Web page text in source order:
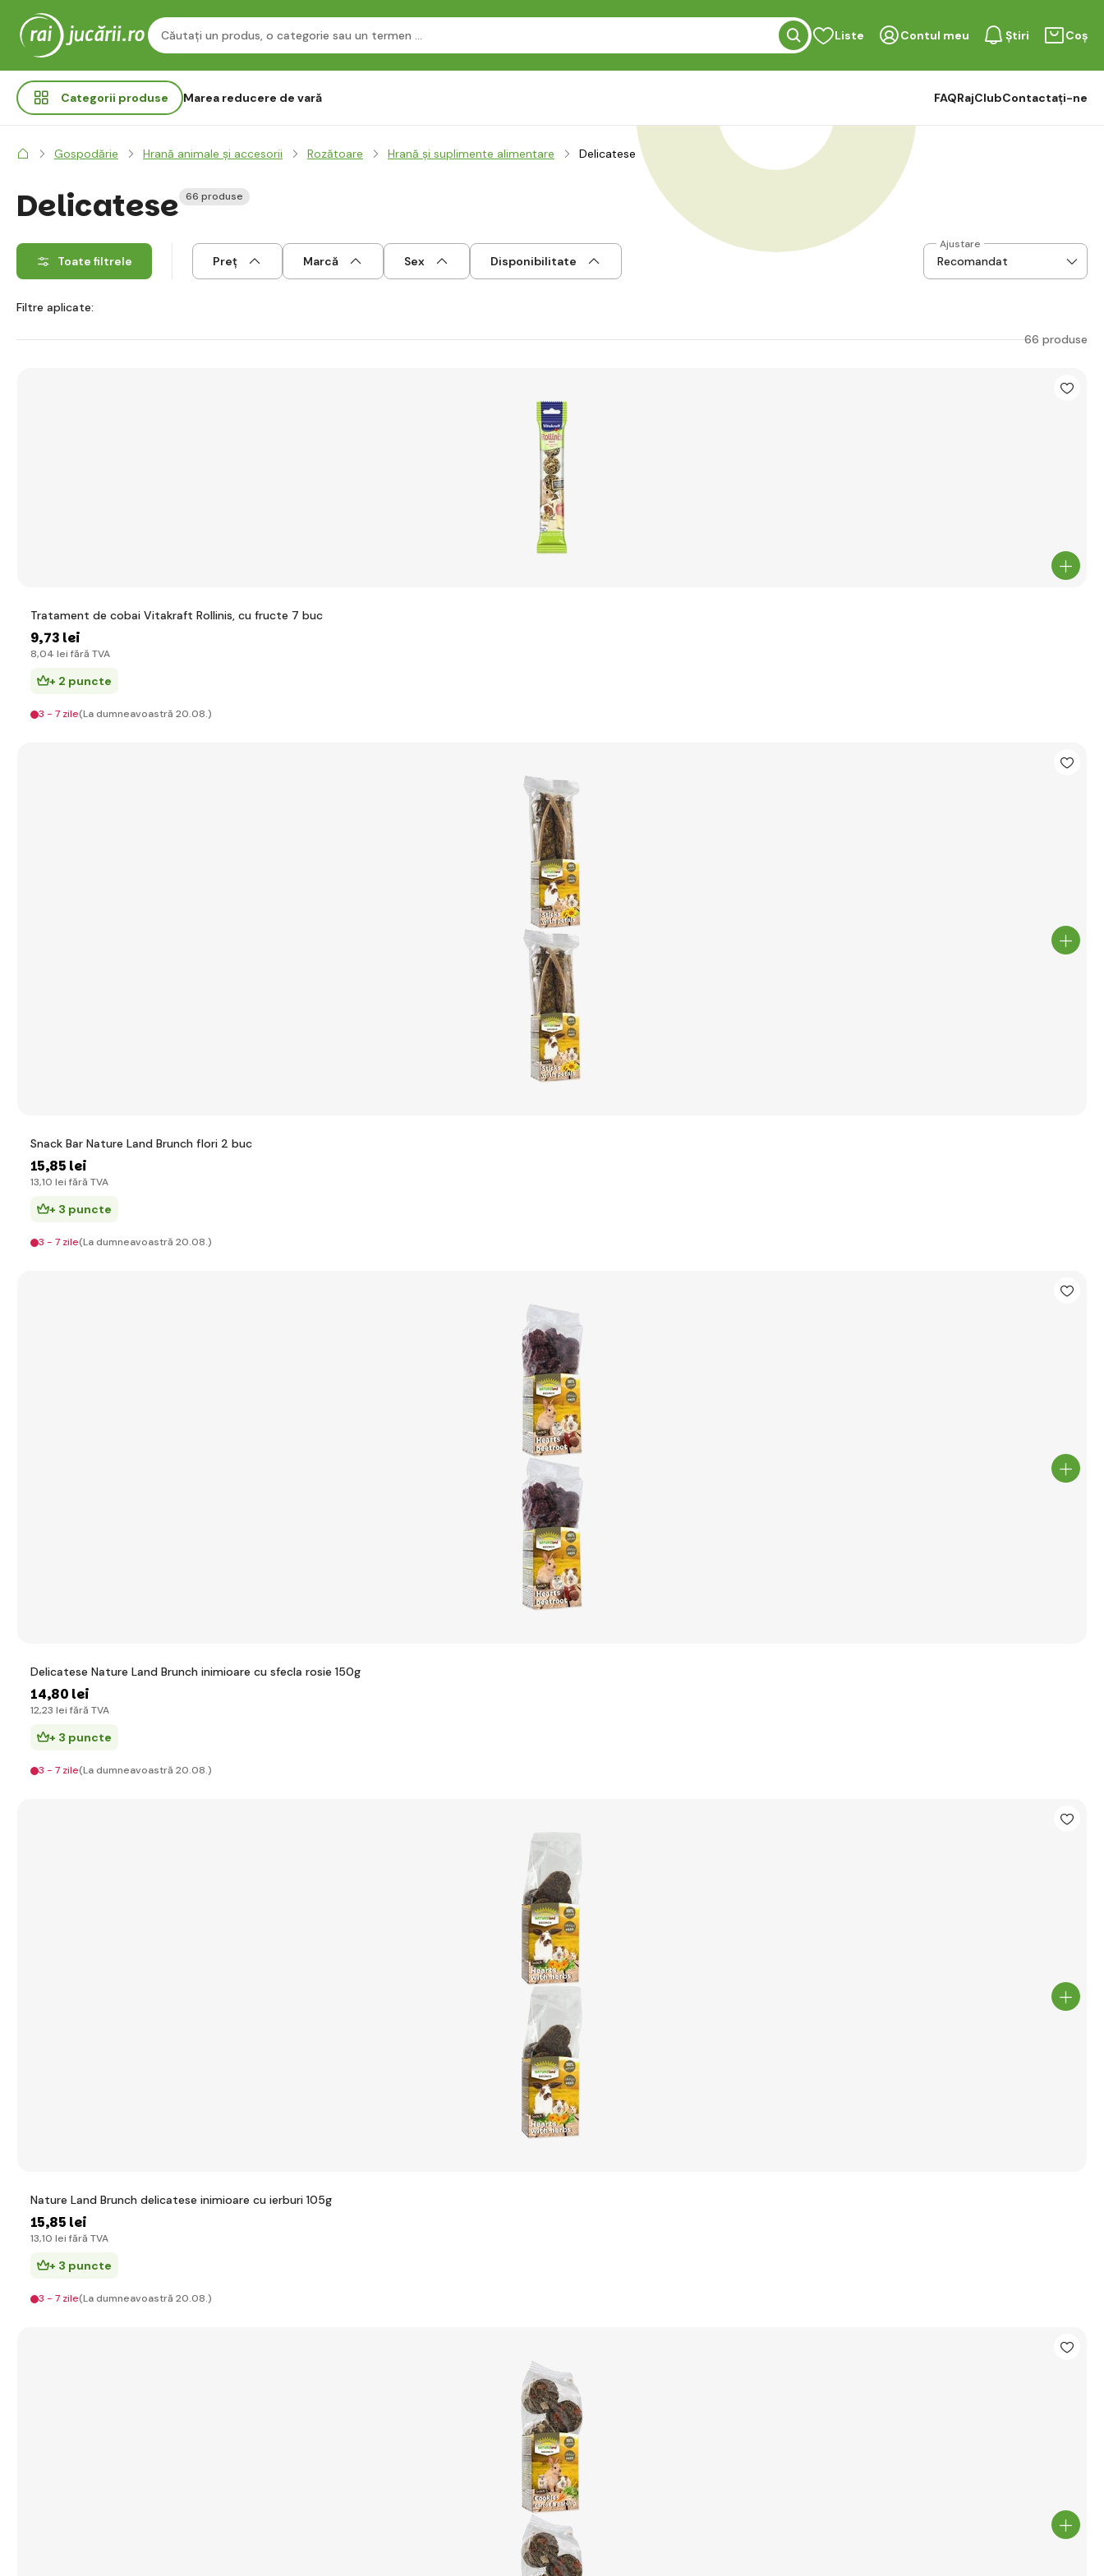
Liste Contul meu Știri Coș
Categorii produse Marea reducere de vară FAQRajClubContactați-ne
Gospodărie Hrană animale și accesorii Rozătoare Hrană și suplimente alimentare Delicatese
Delicatese 66 produse
Toate filtrele Preț Marcă Sex Disponibilitate
Ajustare
Filtre aplicate:
66 produse
Tratament de cobai Vitakraft Rollinis, cu fructe 7 buc
9,73 lei
8,04 lei fără TVA
+ 2 puncte
3 - 7 zile(La dumneavoastră 20.08.)
Snack Bar Nature Land Brunch flori 2 buc
15,85 lei
13,10 lei fără TVA
+ 3 puncte
3 - 7 zile(La dumneavoastră 20.08.)
Delicatese Nature Land Brunch inimioare cu sfecla rosie 150g
14,80 lei
12,23 lei fără TVA
+ 3 puncte
3 - 7 zile(La dumneavoastră 20.08.)
Nature Land Brunch delicatese inimioare cu ierburi 105g
15,85 lei
13,10 lei fără TVA
+ 3 puncte
3 - 7 zile(La dumneavoastră 20.08.)